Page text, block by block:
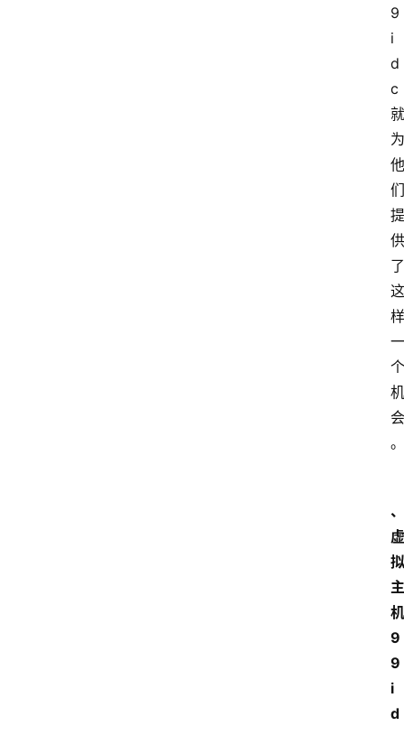
9
i
d
c
就
为
他
们
提
供
了
这
样
一
个
机
会
。
、
虚
拟
主
机
9
9
i
d